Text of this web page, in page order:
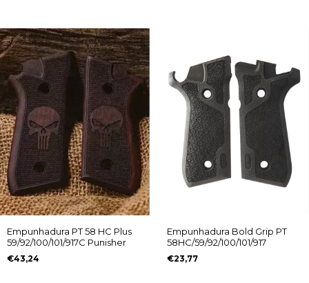
Empunhadura PT 58 HC Plus
59/92/100/101/917C Punisher
€43,24
Empunhadura Bold Grip PT
58HC/59/92/100/101/917
€23,77